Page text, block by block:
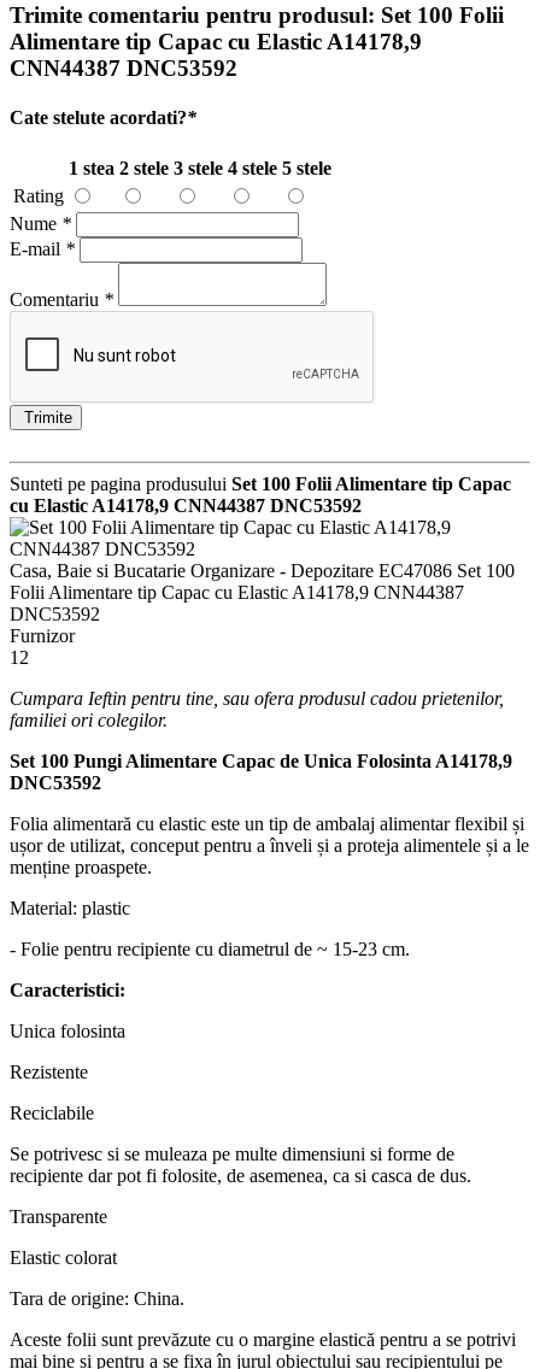
Trimite comentariu pentru produsul: Set 100 Folii
Alimentare tip Capac cu Elastic A14178,9
CNN44387 DNC53592
Cate stelute acordati?*
1 stea 2 stele 3 stele 4 stele 5 stele
Rating
Nume *
E-mail *
Comentariu *
Trimite
Sunteti pe pagina produsului Set 100 Folii Alimentare tip Capac
cu Elastic A14178,9 CNN44387 DNC53592
Casa, Baie si Bucatarie Organizare - Depozitare EC47086 Set 100
Folii Alimentare tip Capac cu Elastic A14178,9 CNN44387
DNC53592
Furnizor
12
Cumpara Ieftin pentru tine, sau ofera produsul cadou prietenilor,
familiei ori colegilor.
Set 100 Pungi Alimentare Capac de Unica Folosinta A14178,9
DNC53592
Folia alimentară cu elastic este un tip de ambalaj alimentar flexibil și
ușor de utilizat, conceput pentru a înveli și a proteja alimentele și a le
menține proaspete.
Material: plastic
- Folie pentru recipiente cu diametrul de ~ 15-23 cm.
Caracteristici:
Unica folosinta
Rezistente
Reciclabile
Se potrivesc si se muleaza pe multe dimensiuni si forme de
recipiente dar pot fi folosite, de asemenea, ca si casca de dus.
Transparente
Elastic colorat
Tara de origine: China.
Aceste folii sunt prevăzute cu o margine elastică pentru a se potrivi
mai bine și pentru a se fixa în jurul obiectului sau recipientului pe